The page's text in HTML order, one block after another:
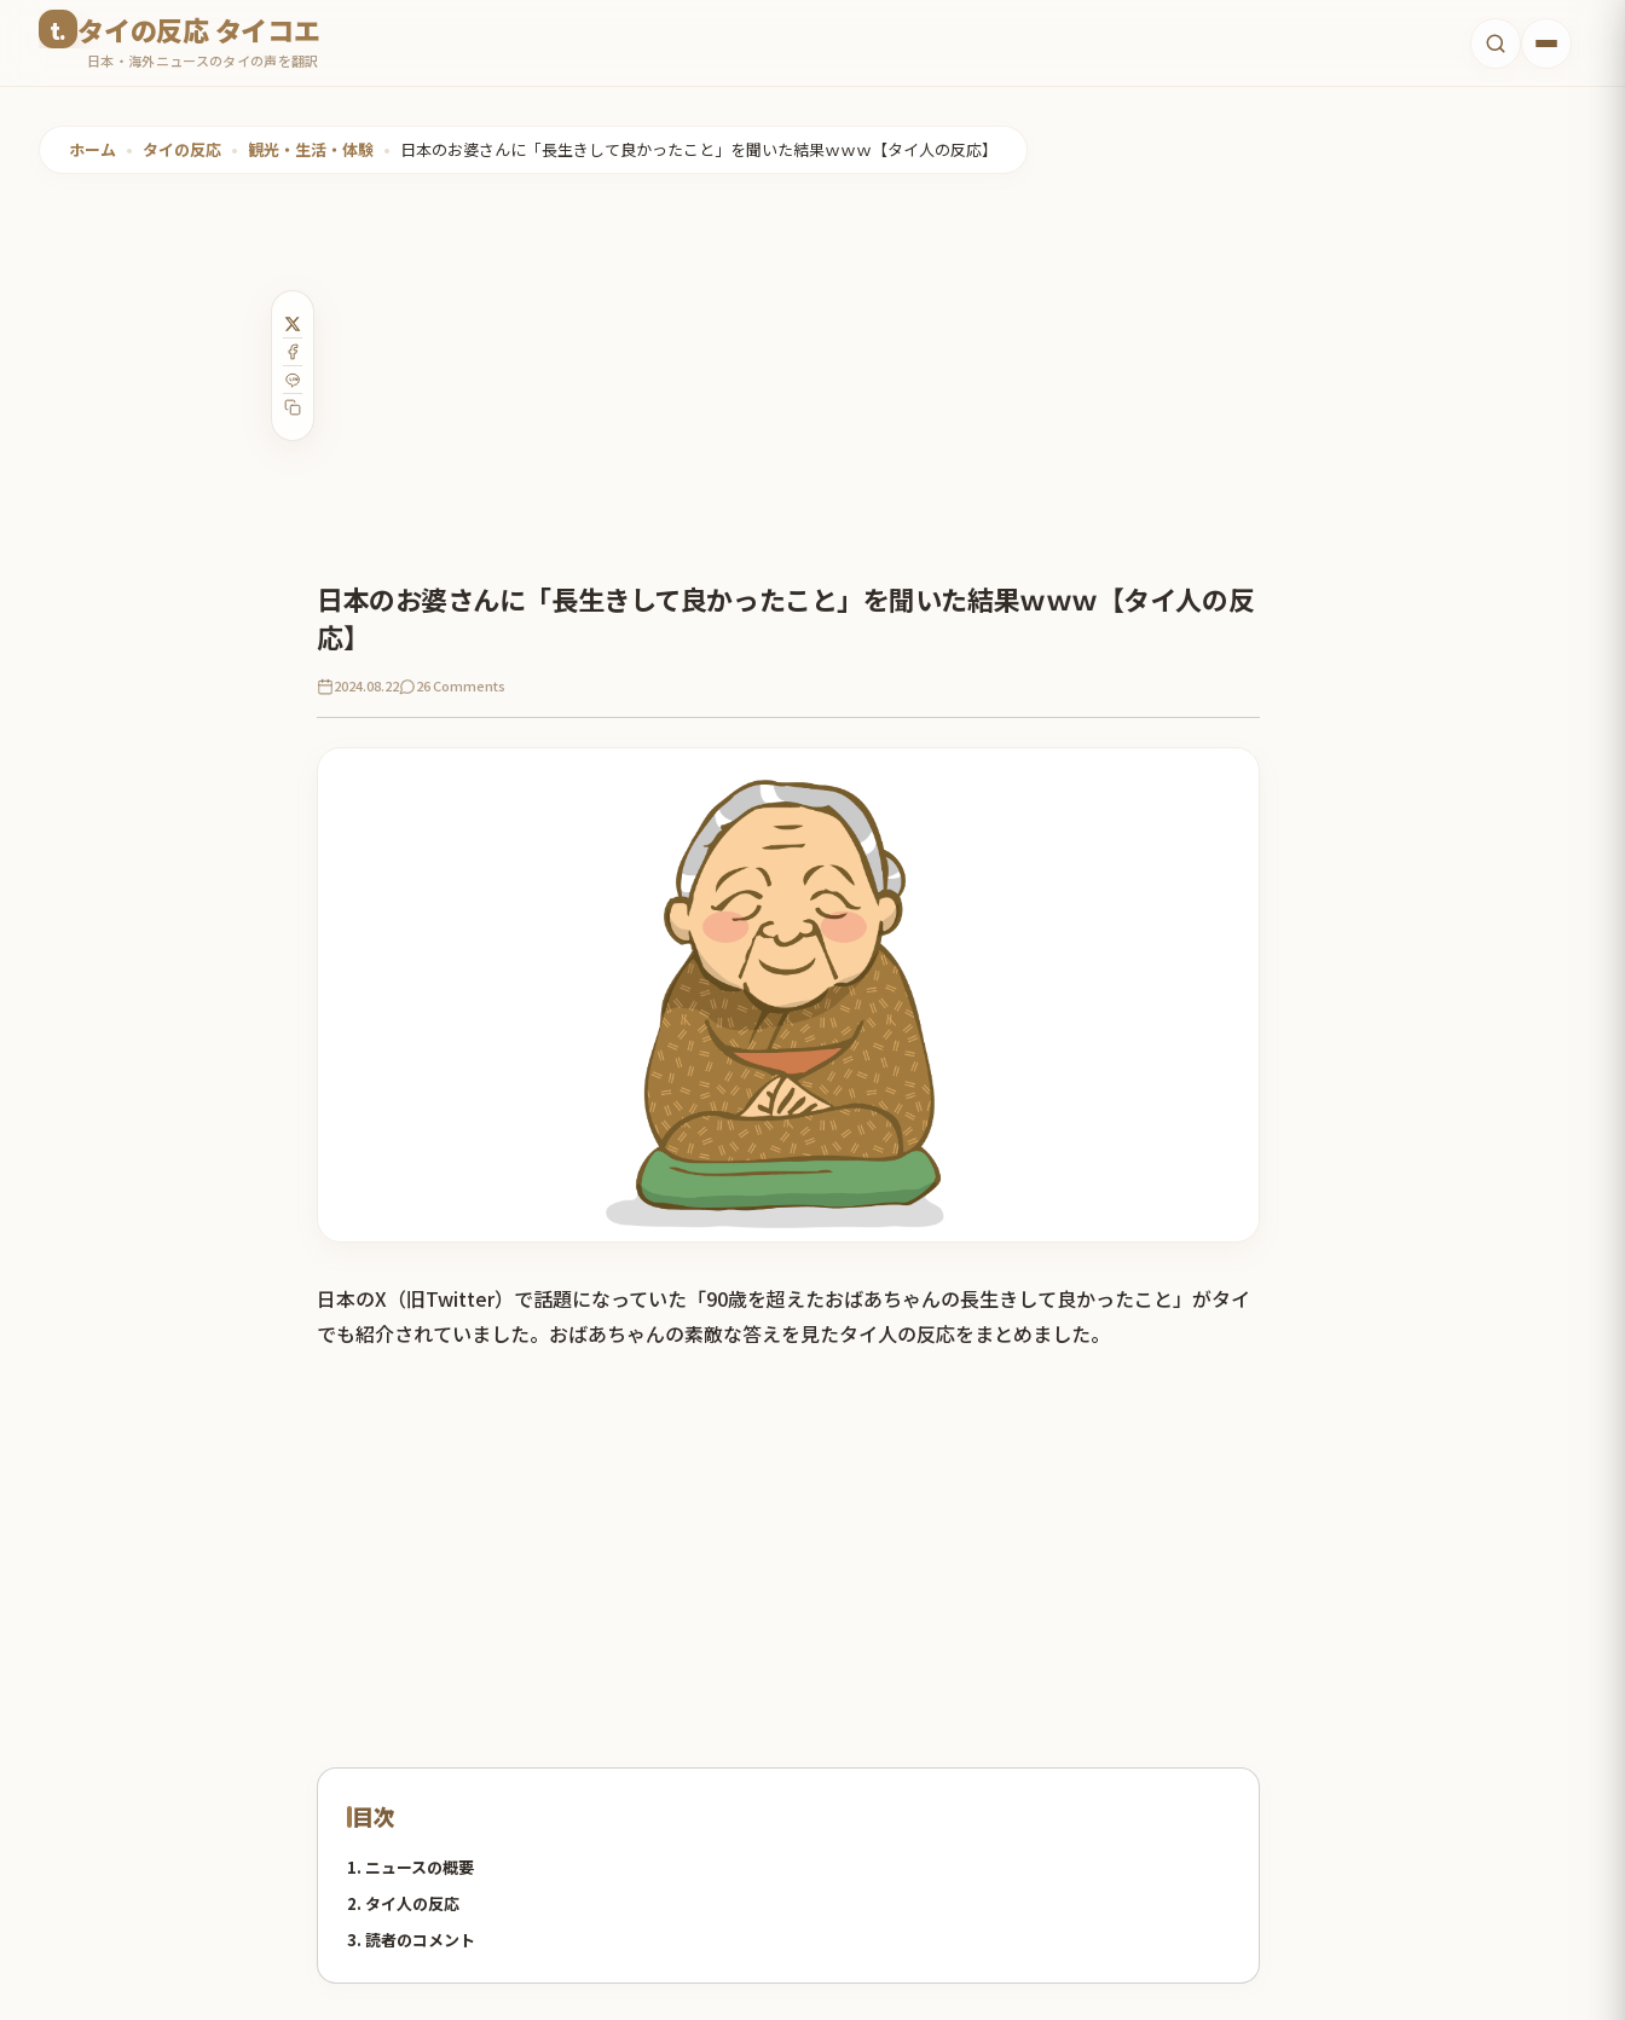
タイの反応 タイコエ
日本・海外ニュースのタイの声を翻訳
ホーム • タイの反応 • 観光・生活・体験 • 日本のお婆さんに「長生きして良かったこと」を聞いた結果ｗｗｗ【タイ人の反応】
日本のお婆さんに「長生きして良かったこと」を聞いた結果ｗｗｗ【タイ人の反
応】
2024.08.22 26 Comments
日本のX（旧Twitter）で話題になっていた「90歳を超えたおばあちゃんの長生きして良かったこと」がタイ
でも紹介されていました。おばあちゃんの素敵な答えを見たタイ人の反応をまとめました。
目次
1. ニュースの概要
2. タイ人の反応
3. 読者のコメント